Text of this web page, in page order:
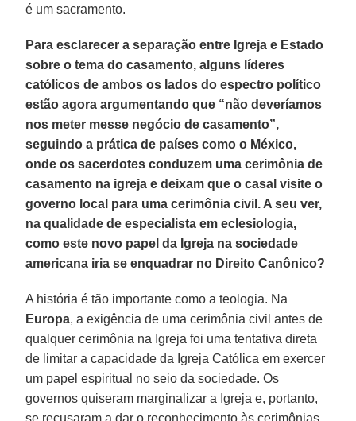
é um sacramento.
Para esclarecer a separação entre Igreja e Estado
sobre o tema do casamento, alguns líderes
católicos de ambos os lados do espectro político
estão agora argumentando que “não deveríamos
nos meter messe negócio de casamento”,
seguindo a prática de países como o México,
onde os sacerdotes conduzem uma cerimônia de
casamento na igreja e deixam que o casal visite o
governo local para uma cerimônia civil. A seu ver,
na qualidade de especialista em eclesiologia,
como este novo papel da Igreja na sociedade
americana iria se enquadrar no Direito Canônico?
A história é tão importante como a teologia. Na
Europa, a exigência de uma cerimônia civil antes de
qualquer cerimônia na Igreja foi uma tentativa direta
de limitar a capacidade da Igreja Católica em exercer
um papel espiritual no seio da sociedade. Os
governos quiseram marginalizar a Igreja e, portanto,
se recusaram a dar o reconhecimento às cerimônias